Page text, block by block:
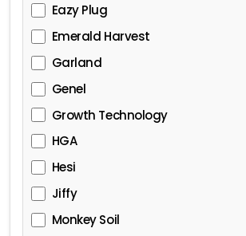
Eazy Plug
Emerald Harvest
Garland
Genel
Growth Technology
HGA
Hesi
Jiffy
Monkey Soil